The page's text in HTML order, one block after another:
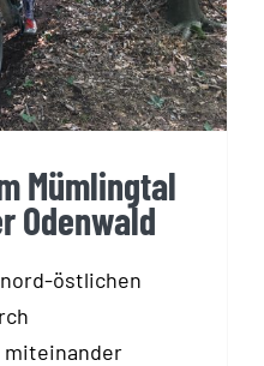
Mümlingtal
Odenwald
östlichen
miteinander